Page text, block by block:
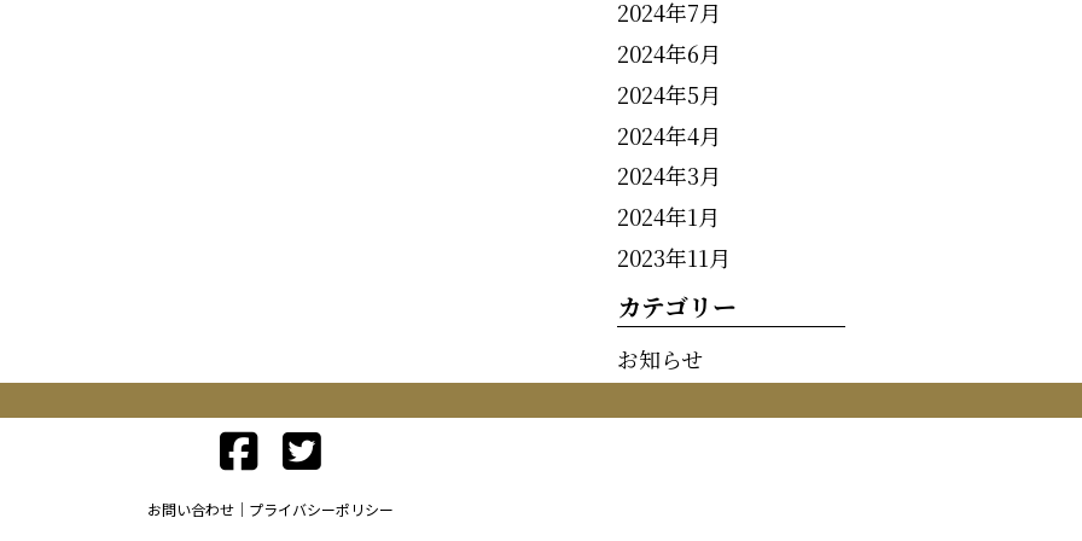
2024年7月
2024年6月
2024年5月
2024年4月
2024年3月
2024年1月
2023年11月
カテゴリー
お知らせ
お問い合わせ プライバシーポリシー